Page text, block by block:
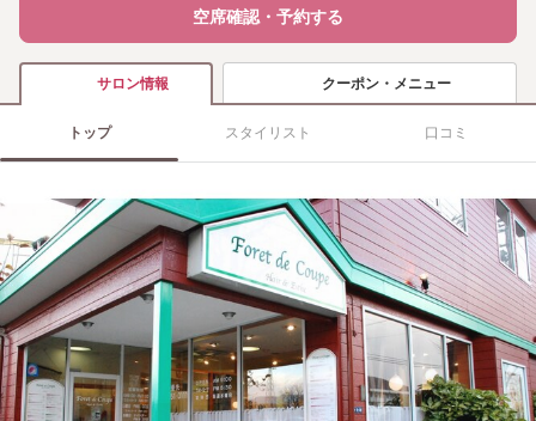
空席確認・予約する
サロン情報 クーポン・メニュー
トップ スタイリスト 口コミ